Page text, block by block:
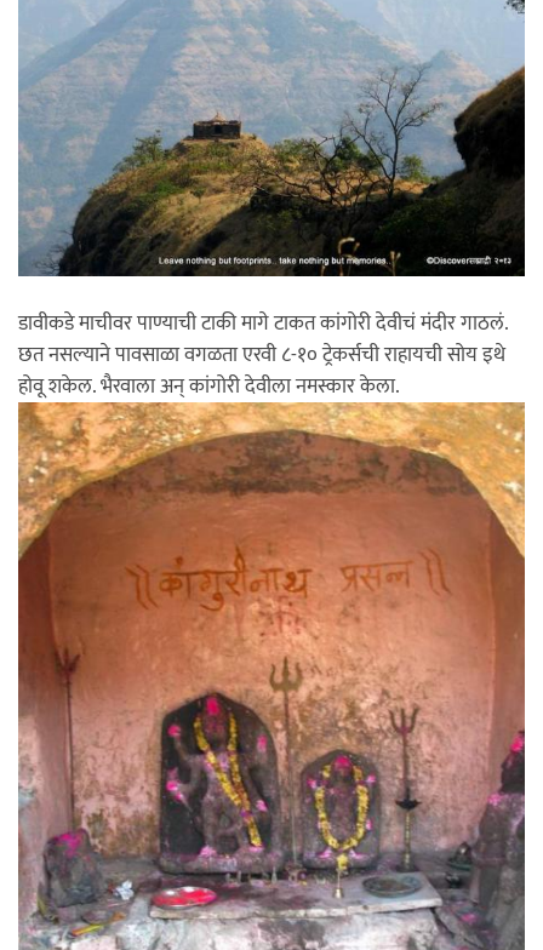
डावीकडे माचीवर पाण्याची टाकी मागे टाकत कांगोरी देवीचं मंदीर गाठलं.
छत नसल्याने पावसाळा वगळता एरवी ८-१० ट्रेकर्सची राहायची सोय इथे
होवू शकेल. भैरवाला अन् कांगोरी देवीला नमस्कार केला.